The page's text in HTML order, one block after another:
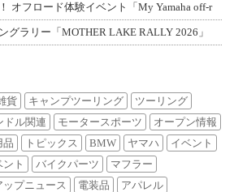
オフロード体験イベント「My Yamaha off-r
グラリー「MOTHER LAKE RALLY 2026」
貨 キャンプツーリング
ツーリング
ドル関連 モータースポーツ
オープン情報
品 トピックス BMW ヤマハ
イベント
ト バイクパーツ
マフラー
ップニュース 電装品 アパレル